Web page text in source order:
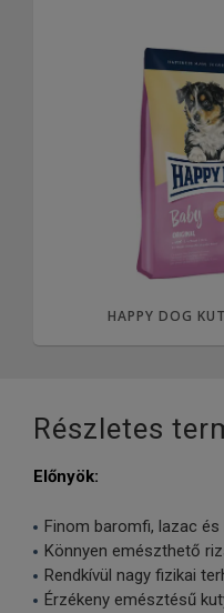
HAPPY DOG
Részletes
Előnyök:
Finom baromfi, lazac
Könnyen emészthető
Rendkívül nagy fizikai
Érzékeny emésztésű